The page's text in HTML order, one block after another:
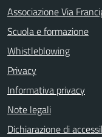
Associazione Via
Scuola e formazione
Whistleblowing
Privacy
Informativa privacy
Note legali
Dichiarazione di